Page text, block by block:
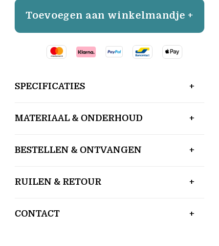
Toevoegen aan winkelmandje +
SPECIFICATIES
MATERIAAL & ONDERHOUD
BESTELLEN & ONTVANGEN
RUILEN & RETOUR
CONTACT